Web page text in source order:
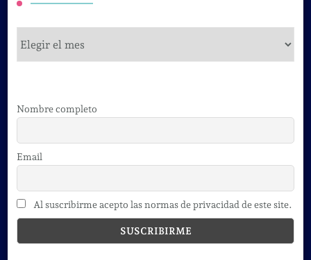
Nombre completo
Email
Al suscribirme acepto las normas de privacidad de este site.